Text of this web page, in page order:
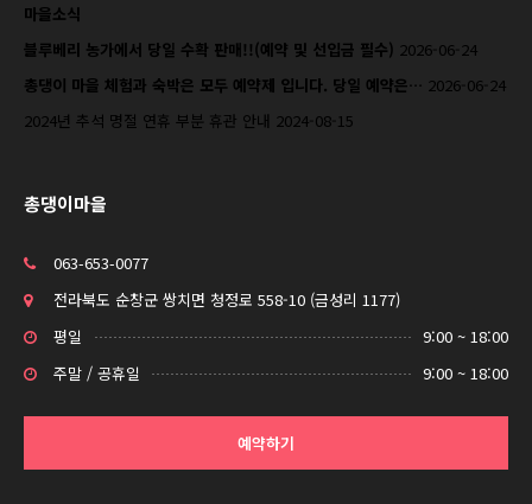
마을소식
블루베리 농가에서 당일 수확 판매!!(예약 및 선입금 필수) 2026-06-24
총댕이 마을 체험과 숙박은 모두 예약제 입니다. 당일 예약은… 2026-06-24
2024년 추석 명절 연휴 부분 휴관 안내 2024-08-15
총댕이마을
063-653-0077
전라북도 순창군 쌍치면 청정로 558-10 (금성리 1177)
평일
9:00 ~ 18:00
주말 / 공휴일
9:00 ~ 18:00
예약하기